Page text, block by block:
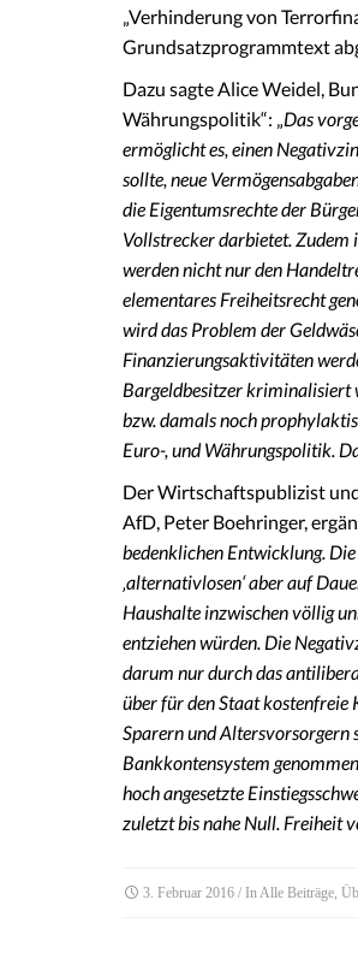
„Verhinderung von
Grundsatzprogrammtext
Dazu sagte Alice Weidel,
Währungspolitik“: „ Das
ermöglicht es, einen
sollte, neue
die Eigentumsrechte der
Vollstrecker darbietet. Zudem
werden nicht nur den
elementares Freiheitsrecht
wird das Problem der
Finanzierungsaktivitäten
Bargeldbesitzer kriminalisiert
bzw. damals noch
Euro-, und Währungspolitik.
Der Wirtschaftspublizist
AfD, Peter Boehringer,
bedenklichen Entwicklung.
‚alternativlosen‘ aber auf
Haushalte inzwischen völlig
entziehen würden. Die
darum nur durch das
über für den Staat
Sparern und Altersvorsorgern
Bankkontensystem
hoch angesetzte
zuletzt bis nahe Null. Freiheit
3. Februar 2016 / In Alle Beiträge